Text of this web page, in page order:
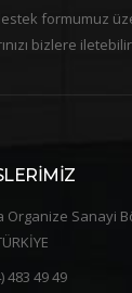
formumuz
bizlere
Organize Sanayi
483 49 49